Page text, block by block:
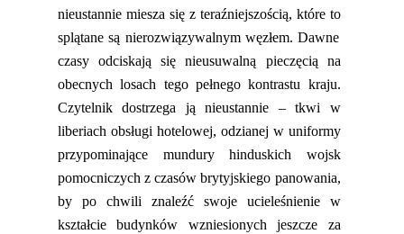
nieustannie miesza się z teraźniejszością, któreto
splątane są nierozwiązywalnymwęzłem. Dawne
czasy odciskają się nieusuwalną pieczęcią na
obecnych losach tego pełnego kontrastu kraju.
Czytelnik dostrzega ją nieustannie – tkwi w
liberiach obsługi hotelowej, odzianej w uniformy
przypominające mundury hinduskich wojsk
pomocniczych z czasów brytyjskiego panowania,
by po chwili znaleźć swoje ucieleśnienie w
kształcie budynków wzniesionych jeszcze za